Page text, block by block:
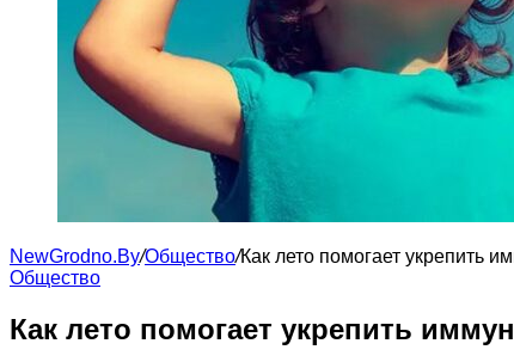
NewGrodno.By/Общество/Как лето помогает укрепить
Общество
Как лето помогает укрепить